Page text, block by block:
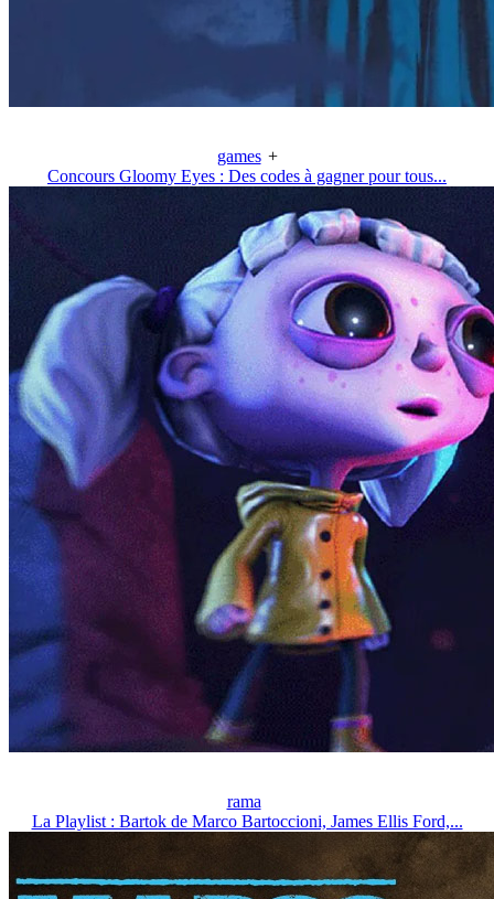
games +
Concours Gloomy Eyes : Des codes à gagner pour tous...
rama
La Playlist : Bartok de Marco Bartoccioni, James Ellis Ford,...